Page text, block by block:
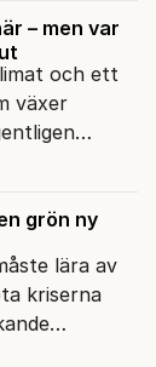
– men var
och ett
växer
grön ny
lära av
kriserna
göra